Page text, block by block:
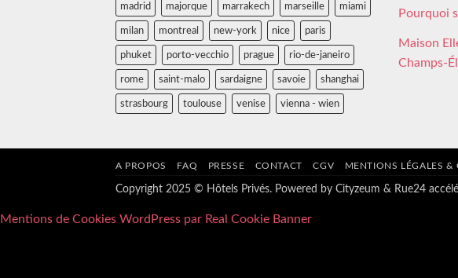
madrid majorque marrakech marseille miami
milan montreal new-york nice paris
phuket porto-vecchio prague rio-de-janeiro
rome saint-malo sardaigne savoie shanghai
strasbourg toulouse venise vienna - wien
Pourquoi
Maison
Champs-
A PROPOS FAQ PRESSE CONTACT CGV MENTIONS LÉGALES &
Copyright 2025 © Hôtels Privés. Powered by Cityzeum & Rue24
Mentions de Cookies WordPress par Real Cookie Banner